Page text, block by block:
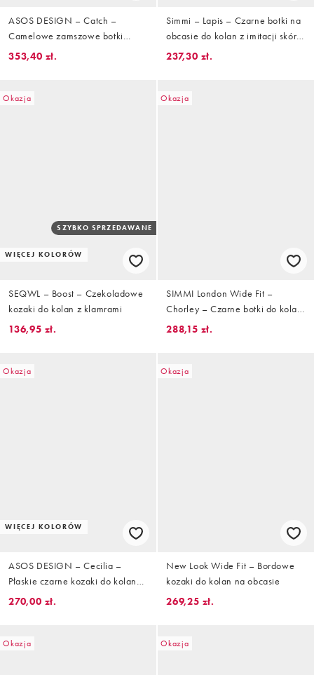
ASOS DESIGN – Catch –
Camelowe zamszowe botki
wciągane do kolan
353,40 zł.
Simmi – Lapis – Czarne botki na
obcasie do kolan z imitacji skóry
krokodyla
237,30 zł.
Okazja
WIĘCEJ KOLORÓW
SZYBKO SPRZEDAWANE
SEQWL – Boost – Czekoladowe
kozaki do kolan z klamrami
136,95 zł.
Okazja
SIMMI London Wide Fit –
Chorley – Czarne botki do kolan
na grubej podeszwie
288,15 zł.
Okazja
WIĘCEJ KOLORÓW
ASOS DESIGN – Cecilia –
Płaskie czarne kozaki do kolan
na grubej podeszwie
270,00 zł.
Okazja
New Look Wide Fit – Bordowe
kozaki do kolan na obcasie
269,25 zł.
Okazja Okazja